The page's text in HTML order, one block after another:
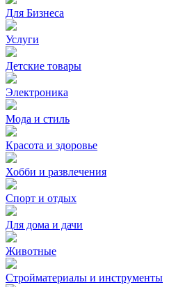
Для Бизнеса
Услуги
Детские товары
Электроника
Мода и стиль
Красота и здоровье
Хобби и развлечения
Спорт и отдых
Для дома и дачи
Животные
Стройматериалы и инструменты